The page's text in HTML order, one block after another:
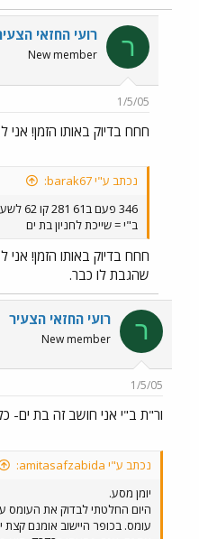
לי שקו 82.
המפרקיות הישנות נראות ממש
ר רועי החזאי
New member
1/5/05
חחח בדיוק באותו הזמן! אני
נכתב ע"י barak67:
346 פעם ב61 281 קו 62 לשעבר
ב"י = שייכת לחניון בת ים
חחח בדיוק באותו הזמן! אני
שהגבת לו כבר.
ר רועי החזאי הצעיר
New member
1/5/05
ור"ת ב"י אני חושב זה בת ים-
נכתב ע"י amitasafzabida:
יומן מסע.
עומס. בכופר היישוב אומנם קצת